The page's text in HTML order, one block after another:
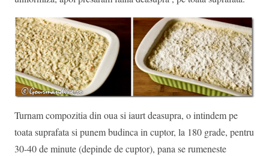
Turnam compozitia din oua si iaurt deasupra, o intindem pe
toata suprafata si punem budinca in cuptor, la 180 grade, pentru
30-40 de minute (depinde de cuptor), pana se rumeneste